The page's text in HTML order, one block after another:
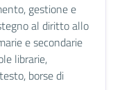
gestione e
al diritto allo
e secondarie
librarie,
borse di